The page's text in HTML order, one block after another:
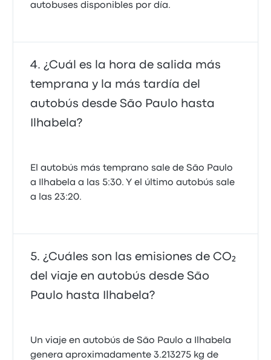
autobuses disponibles por día.
¿Cuál es la hora de salida más
temprana y la más tardía del
autobús desde São Paulo hasta
Ilhabela?
El autobús más temprano sale de São Paulo
a Ilhabela a las 5:30. Y el último autobús sale
a las 23:20.
¿Cuáles son las emisiones de CO₂
del viaje en autobús desde São
Paulo hasta Ilhabela?
Un viaje en autobús de São Paulo a Ilhabela
genera aproximadamente 3.213275 kg de